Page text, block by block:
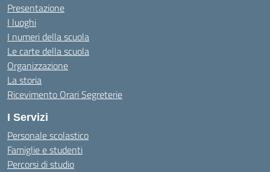
Presentazione
I luoghi
I numeri della scuola
Le carte della scuola
Organizzazione
La storia
Ricevimento Orari Segreterie
I Servizi
Personale scolastico
Famiglie e studenti
Percorsi di studio